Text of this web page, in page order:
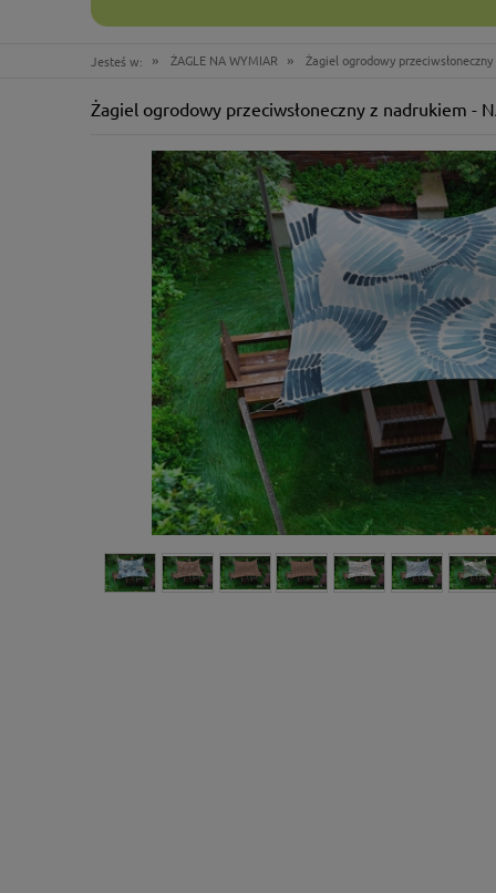
Jesteś w: » ŻAGLE NA WYMIAR » Żagiel ogrodowy
Żagiel ogrodowy przeciwsłoneczny z nadrukiem -